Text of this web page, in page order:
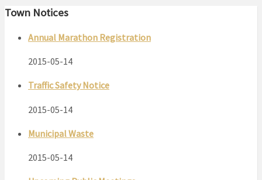
Town Notices
Annual Marathon Registration
2015-05-14
Traffic Safety Notice
2015-05-14
Municipal Waste
2015-05-14